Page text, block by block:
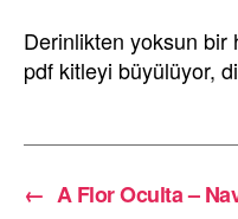
Derinlikten yoksun bir
pdf kitleyi büyülüyor,
← A Flor Oculta –